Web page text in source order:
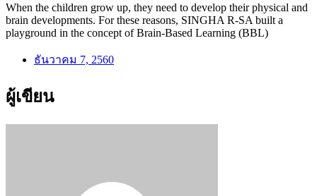
When the children grow up, they need to develop their physical and
brain developments. For these reasons, SINGHA R-SA built a
playground in the concept of Brain-Based Learning (BBL)
ธันวาคม 7, 2560
ผู้เขียน